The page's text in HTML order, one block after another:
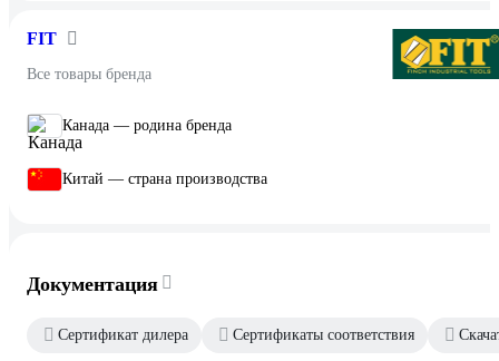
FIT
Все товары бренда
Канада — родина бренда
Китай — страна производства
Документация
Сертификат дилера Сертификаты соответствия